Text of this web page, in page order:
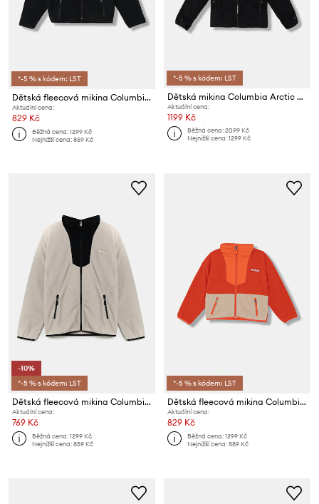
*-5 % s kódem: LST
Dětská fleecová mikina Columbia Sequoia Grove
Aktuální cena:
829 Kč
Běžná cena:1299 Kč
Nejnižší cena:859 Kč
*-5 % s kódem: LST
Dětská mikina Columbia Arctic Peak
Aktuální cena:
1199 Kč
Běžná cena:2099 Kč
Nejnižší cena:1299 Kč
-10%
*-5 % s kódem: LST
Dětská fleecová mikina Columbia Sequoia Grove
Aktuální cena:
769 Kč
Běžná cena:1299 Kč
Nejnižší cena:859 Kč
*-5 % s kódem: LST
Dětská fleecová mikina Columbia Sequoia Grove
Aktuální cena:
829 Kč
Běžná cena:1299 Kč
Nejnižší cena:889 Kč